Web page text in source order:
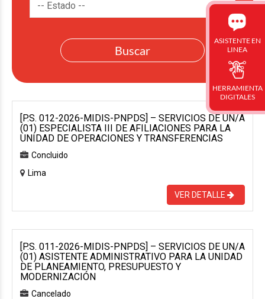
[P.S. 012-2026-MIDIS-PNPDS] – SERVICIOS DE UN/A
(01) ESPECIALISTA III DE AFILIACIONES PARA LA
UNIDAD DE OPERACIONES Y TRANSFERENCIAS
Concluido
Lima
VER DETALLE
[P.S. 011-2026-MIDIS-PNPDS] – SERVICIOS DE UN/A
(01) ASISTENTE ADMINISTRATIVO PARA LA UNIDAD
DE PLANEAMIENTO, PRESUPUESTO Y
MODERNIZACIÓN
Cancelado
ASISTENTE EN
LINEA
HERRAMIENTA
DIGITALES